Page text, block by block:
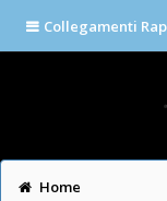
Collegamenti
Home